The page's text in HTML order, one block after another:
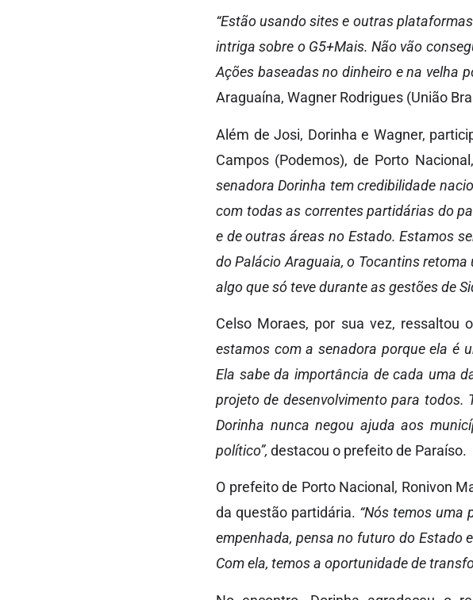
“Estão usando sites e outras
intriga sobre o G5+Mais. Não vão
Ações baseadas no dinheiro e na velha
Araguaína, Wagner Rodrigues (União
Além de Josi, Dorinha e Wagner,
Campos (Podemos), de Porto
senadora Dorinha tem credibilidade
com todas as correntes partidárias do
e de outras áreas no Estado. Estamos
do Palácio Araguaia, o Tocantins
algo que só teve durante as gestões de
Celso Moraes, por sua vez, ressaltou
estamos com a senadora porque ela é
Ela sabe da importância de cada uma
projeto de desenvolvimento para
Dorinha nunca negou ajuda aos
político”, destacou o prefeito de Paraíso.
O prefeito de Porto Nacional, Ronivon
da questão partidária. “Nós temos uma
empenhada, pensa no futuro do Estado
Com ela, temos a oportunidade de